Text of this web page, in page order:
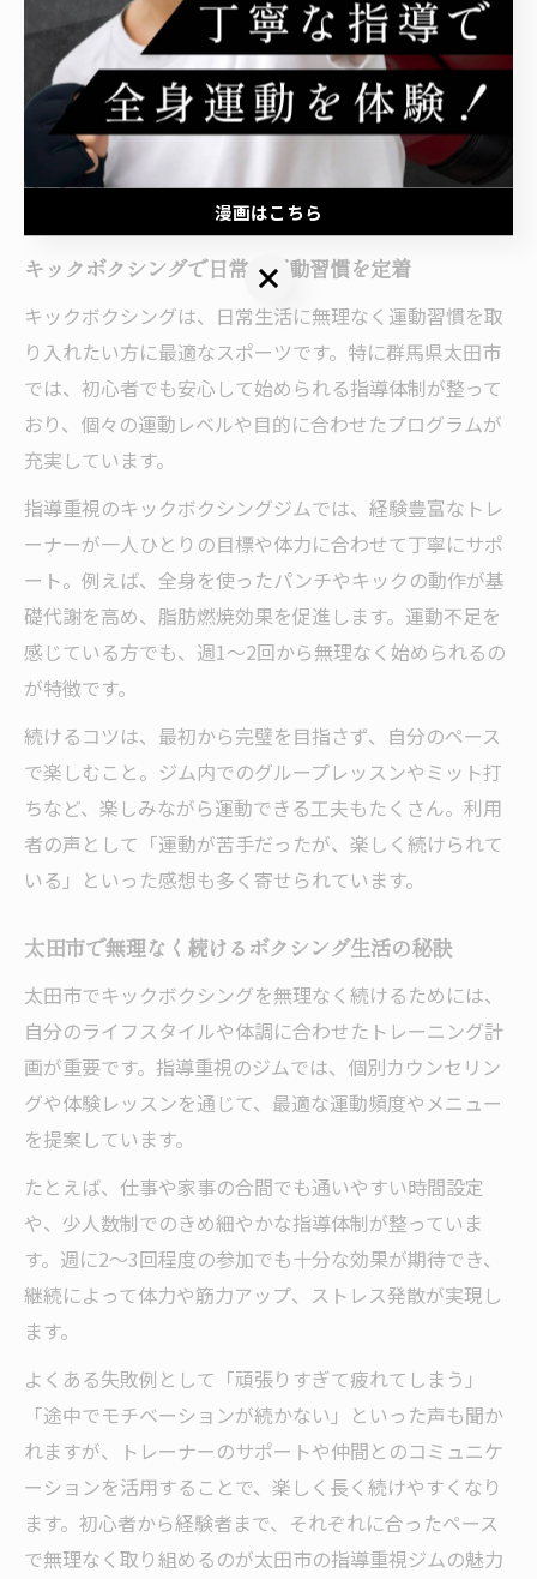
できる環境が整っているため、安心して新しいトレーニ
ングに挑戦できます。
運動習慣に変化をもたらすキックボク
シング
キックボクシングで日常に運動習慣を定着
キックボクシングは、日常生活に無理なく運動習慣を取
り入れたい方に最適なスポーツです。特に群馬県太田市
では、初心者でも安心して始められる指導体制が整って
おり、個々の運動レベルや目的に合わせたプログラムが
充実しています。
指導重視のキックボクシングジムでは、経験豊富なトレ
ーナーが一人ひとりの目標や体力に合わせて丁寧にサポ
ート。例えば、全身を使ったパンチやキックの動作が基
礎代謝を高め、脂肪燃焼効果を促進します。運動不足を
感じている方でも、週1～2回から無理なく始められるの
が特徴です。
続けるコツは、最初から完璧を目指さず、自分のペース
で楽しむこと。ジム内でのグループレッスンやミット打
ちなど、楽しみながら運動できる工夫もたくさん。利用
者の声として「運動が苦手だったが、楽しく続けられて
いる」といった感想も多く寄せられています。
太田市で無理なく続けるボクシング生活の秘訣
太田市でキックボクシングを無理なく続けるためには、
自分のライフスタイルや体調に合わせたトレーニング計
画が重要です。指導重視のジムでは、個別カウンセリン
グや体験レッスンを通じて、最適な運動頻度やメニュー
を提案しています。
たとえば、仕事や家事の合間でも通いやすい時間設定
や、少人数制でのきめ細やかな指導体制が整っていま
す。週に2～3回程度の参加でも十分な効果が期待でき、
継続によって体力や筋力アップ、ストレス発散が実現し
ます。
よくある失敗例として「頑張りすぎて疲れてしまう」
「途中でモチベーションが続かない」といった声も聞か
れますが、トレーナーのサポートや仲間とのコミュニケ
ーションを活用することで、楽しく長く続けやすくなり
ます。初心者から経験者まで、それぞれに合ったペース
で無理なく取り組めるのが太田市の指導重視ジムの魅力
漫画はこちら
漫画はこちら